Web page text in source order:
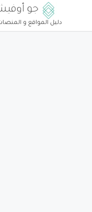
جو
دليل المواقع و المنصات